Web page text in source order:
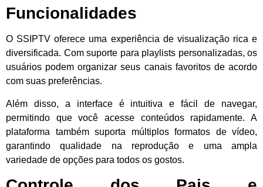
Funcionalidades
O SSIPTV oferece uma experiência de visualização rica e
diversificada. Com suporte para playlists personalizadas, os
usuários podem organizar seus canais favoritos de acordo
com suas preferências.
Além disso, a interface é intuitiva e fácil de navegar,
permitindo que você acesse conteúdos rapidamente. A
plataforma também suporta múltiplos formatos de vídeo,
garantindo qualidade na reprodução e uma ampla
variedade de opções para todos os gostos.